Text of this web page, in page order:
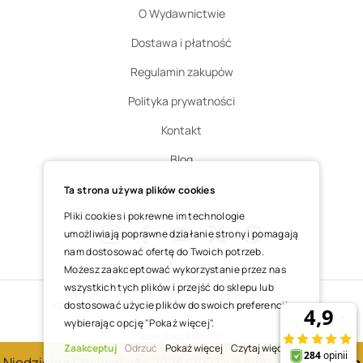
O Wydawnictwie
Dostawa i płatność
Regulamin zakupów
Polityka prywatności
Kontakt
Blog
Zgłoś zwrot
InstagramFacebookYoutube
X Pinterest
COPYRIGHT © 2025 ŚWIĘTY WOJCIECH DOM MEDIALNY SP. Z O.O.
Ta strona używa plików cookies
Pliki cookies i pokrewne im technologie
umożliwiają poprawne działanie strony i pomagają
nam dostosować ofertę do Twoich potrzeb.
Możesz zaakceptować wykorzystanie przez nas
wszystkich tych plików i przejść do sklepu lub
dostosować użycie plików do swoich preferencji,
wybierając opcję "Pokaż więcej".
Zaakceptuj Odrzuć Pokaż więcej Czytaj więcej